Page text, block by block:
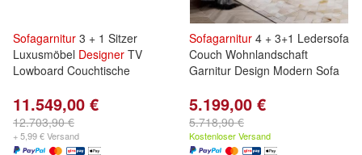
Sofagarnitur 3 + 1 Sitzer
Luxusmöbel Designer TV
Lowboard Couchtische
11.549,00 €
12.703,90 €
+ 5,99 € Versand
Sofagarnitur 4 + 3+1 Ledersofa
Couch Wohnlandschaft
Garnitur Design Modern Sofa
5.199,00 €
5.718,90 €
Kostenloser Versand